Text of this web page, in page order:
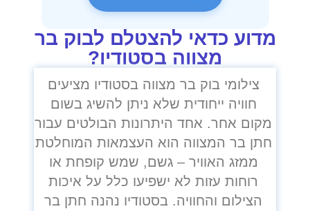
מדוע כדאי להצטלם לבוק בר
מצווה בסטודיו?
צילומי בוק בר מצווה בסטודיו מציעים
חוויה ייחודית שלא ניתן להשיג בשום
מקום אחר. אחד היתרונות הבולטים עבור
חתן בר המצווה הוא העצמאות המוחלטת
ממזג האוויר – גשם, שמש קופחת או
רוחות עזות לא ישפיעו כלל על איכות
הצילום והחוויה. בסטודיו נהנה חתן בר